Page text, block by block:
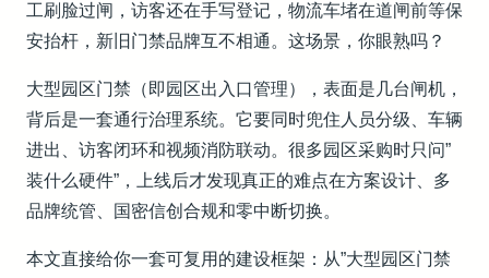
工刷脸过闸，访客还在手写登记，物流车堵在道闸前等保
安抬杆，新旧门禁品牌互不相通。这场景，你眼熟吗？
大型园区门禁（即园区出入口管理），表面是几台闸机，
背后是一套通行治理系统。它要同时兜住人员分级、车辆
进出、访客闭环和视频消防联动。很多园区采购时只问”
装什么硬件”，上线后才发现真正的难点在方案设计、多
品牌统管、国密信创合规和零中断切换。
本文直接给你一套可复用的建设框架：从”大型园区门禁